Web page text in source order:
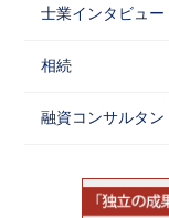
士業インタビュー
相続
融資コンサルタン